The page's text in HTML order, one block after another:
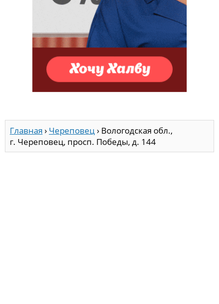
Главная › Череповец› Вологодская обл.,
г. Череповец, просп. Победы, д. 144